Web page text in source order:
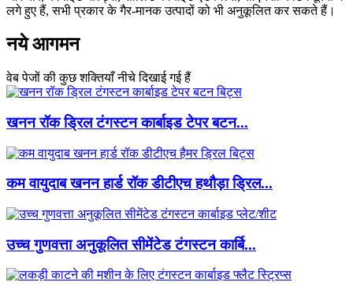
लगे हुए हैं, सभी प्रकार के गैर-मानक उत्पादों को भी अनुकूलित कर सकते हैं।
नये आगमन
वेब पेजों की कुछ शक्तियाँ नीचे दिखाई गई हैं
खनन रॉक ड्रिल टंगस्टन कार्बाइड टेपर बटन...
कम वायुदाब खनन हार्ड रॉक डीटीएच हथौड़ा ड्रिल...
उच्च गुणवत्ता अनुकूलित सीमेंटेड टंगस्टन कार्बि...